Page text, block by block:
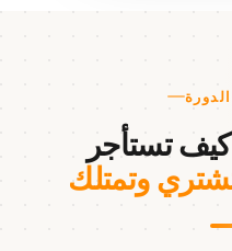
وتمتلك